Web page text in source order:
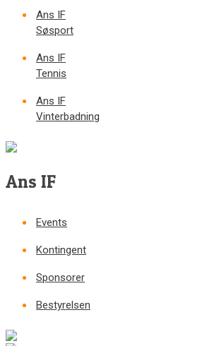
Ans IF
Søsport
Ans IF
Tennis
Ans IF
Vinterbadning
Ans IF
Events
Kontingent
Sponsorer
Bestyrelsen